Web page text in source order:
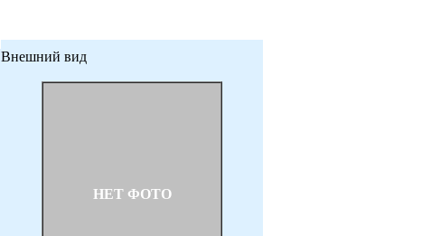
Внешний вид
НЕТ ФОТО